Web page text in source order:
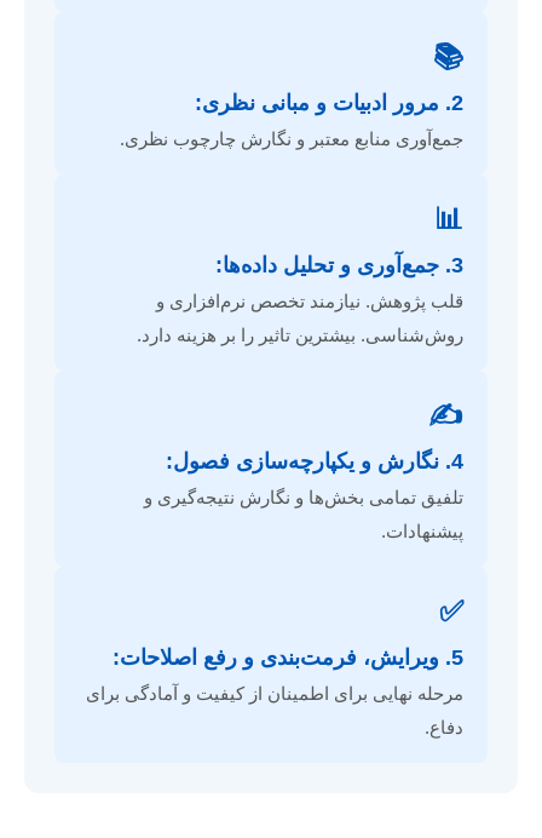
📚
2. مرور ادبیات و مبانی نظری:
جمع‌آوری منابع معتبر و نگارش چارچوب نظری.
📊
3. جمع‌آوری و تحلیل داده‌ها:
قلب پژوهش. نیازمند تخصص نرم‌افزاری و
روش‌شناسی. بیشترین تاثیر را بر هزینه دارد.
✍️
4. نگارش و یکپارچه‌سازی فصول:
تلفیق تمامی بخش‌ها و نگارش نتیجه‌گیری و
پیشنهادات.
✅
5. ویرایش، فرمت‌بندی و رفع اصلاحات:
مرحله نهایی برای اطمینان از کیفیت و آمادگی برای
دفاع.